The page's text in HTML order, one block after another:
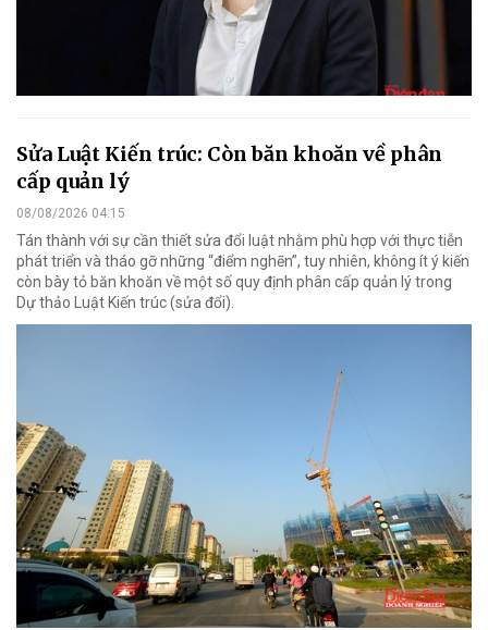
Sửa Luật Kiến trúc: Còn băn khoăn về phân
cấp quản lý
08/08/2026 04:15
Tán thành với sự cần thiết sửa đổi luật nhằm phù hợp với thực tiễn
phát triển và tháo gỡ những “điểm nghẽn”, tuy nhiên, không ít ý kiến
còn bày tỏ băn khoăn về một số quy định phân cấp quản lý trong
Dự thảo Luật Kiến trúc (sửa đổi).